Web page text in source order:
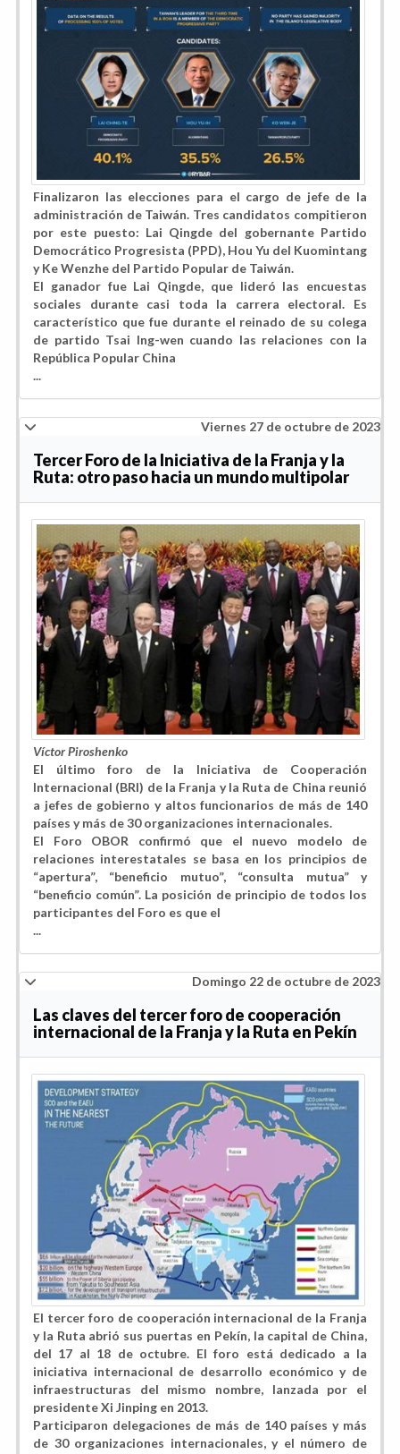
Finalizaron las elecciones para el cargo de jefe de la
administración de Taiwán. Tres candidatos compitieron
por este puesto: Lai Qingde del gobernante Partido
Democrático Progresista (PPD), Hou Yu del Kuomintang
y Ke Wenzhe del Partido Popular de Taiwán.
El ganador fue Lai Qingde, que lideró las encuestas
sociales durante casi toda la carrera electoral. Es
característico que fue durante el reinado de su colega
de partido Tsai Ing-wen cuando las relaciones con la
República Popular China
...
Viernes 27 de octubre de 2023
Tercer Foro de la Iniciativa de la Franja y la
Ruta: otro paso hacia un mundo multipolar
Víctor Piroshenko
El último foro de la Iniciativa de Cooperación
Internacional (BRI) de la Franja y la Ruta de China reunió
a jefes de gobierno y altos funcionarios de más de 140
países y más de 30 organizaciones internacionales.
El Foro OBOR confirmó que el nuevo modelo de
relaciones interestatales se basa en los principios de
“apertura”, “beneficio mutuo”, “consulta mutua” y
“beneficio común”. La posición de principio de todos los
participantes del Foro es que el
...
Domingo 22 de octubre de 2023
Las claves del tercer foro de cooperación
internacional de la Franja y la Ruta en Pekín
El tercer foro de cooperación internacional de la Franja
y la Ruta abrió sus puertas en Pekín, la capital de China,
del 17 al 18 de octubre. El foro está dedicado a la
iniciativa internacional de desarrollo económico y de
infraestructuras del mismo nombre, lanzada por el
presidente Xi Jinping en 2013.
Participaron delegaciones de más de 140 países y más
de 30 organizaciones internacionales, y el número de